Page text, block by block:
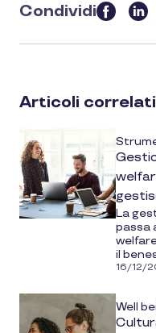
Condividi
this
article
media
Articoli correlati
La
passa
il
16/12/
Well